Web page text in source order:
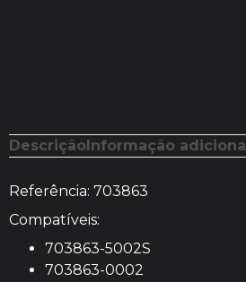
Descrição Informação adicional
Referência: 703863
Compatíveis:
703863-5002S
703863-0002